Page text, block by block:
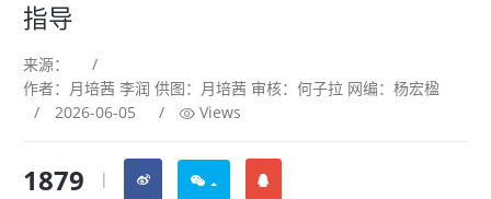
指导
来源：
/
作者：月培茜 李润 供图：月培茜 审核：何子拉 网编：杨宏楹
/
2026-06-05 / Views
1879 |